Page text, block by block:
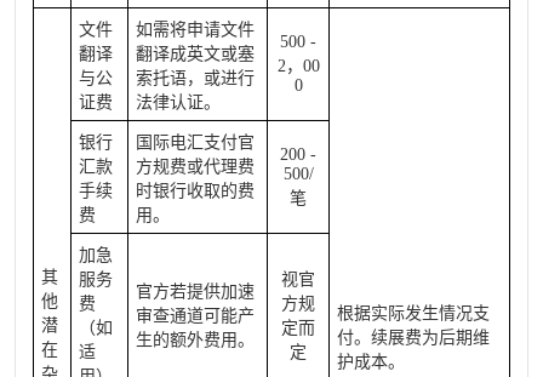
其
他
潜
在
文件
翻译
与公
证费
如需将申请文件
翻译成英文或塞
索托语，或进行
法律认证。
500 -
2，00
0
根据实际发生情况支
付。续展费为后期维
护成本。
银行
汇款
手续
费
国际电汇支付官
方规费或代理费
时银行收取的费
用。
200 -
500/
笔
加急
服务
费
（如
适
官方若提供加速
审查通道可能产
生的额外费用。
视官
方规
定而
定